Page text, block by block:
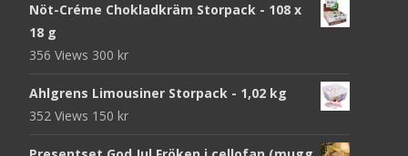
Nöt-Créme Chokladkräm Storpack - 108 x
18 g
356 Views 300 kr
Ahlgrens Limousiner Storpack - 1,02 kg
352 Views 150 kr